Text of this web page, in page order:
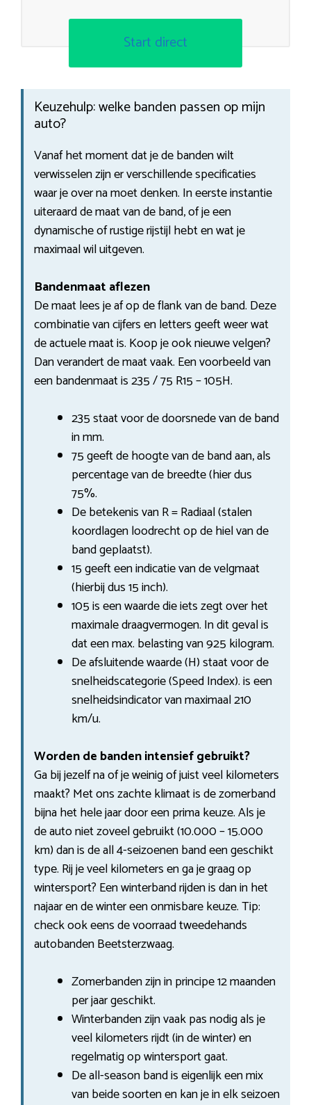
Start direct
Keuzehulp: welke banden passen op mijn
auto?
Vanaf het moment dat je de banden wilt
verwisselen zijn er verschillende specificaties
waar je over na moet denken. In eerste instantie
uiteraard de maat van de band, of je een
dynamische of rustige rijstijl hebt en wat je
maximaal wil uitgeven.
Bandenmaat aflezen
De maat lees je af op de flank van de band. Deze
combinatie van cijfers en letters geeft weer wat
de actuele maat is. Koop je ook nieuwe velgen?
Dan verandert de maat vaak. Een voorbeeld van
een bandenmaat is 235 / 75 R15 – 105H.
235 staat voor de doorsnede van de band
in mm.
75 geeft de hoogte van de band aan, als
percentage van de breedte (hier dus
75%.
De betekenis van R = Radiaal (stalen
koordlagen loodrecht op de hiel van de
band geplaatst).
15 geeft een indicatie van de velgmaat
(hierbij dus 15 inch).
105 is een waarde die iets zegt over het
maximale draagvermogen. In dit geval is
dat een max. belasting van 925 kilogram.
De afsluitende waarde (H) staat voor de
snelheidscategorie (Speed Index). is een
snelheidsindicator van maximaal 210
km/u.
Worden de banden intensief gebruikt?
Ga bij jezelf na of je weinig of juist veel kilometers
maakt? Met ons zachte klimaat is de zomerband
bijna het hele jaar door een prima keuze. Als je
de auto niet zoveel gebruikt (10.000 – 15.000
km) dan is de all 4-seizoenen band een geschikt
type. Rij je veel kilometers en ga je graag op
wintersport? Een winterband rijden is dan in het
najaar en de winter een onmisbare keuze. Tip:
check ook eens de voorraad tweedehands
autobanden Beetsterzwaag.
Zomerbanden zijn in principe 12 maanden
per jaar geschikt.
Winterbanden zijn vaak pas nodig als je
veel kilometers rijdt (in de winter) en
regelmatig op wintersport gaat.
De all-season band is eigenlijk een mix
van beide soorten en kan je in elk seizoen